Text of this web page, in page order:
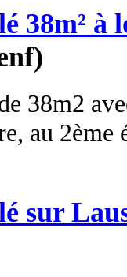
38m² à
38m2
au 2ème
sur